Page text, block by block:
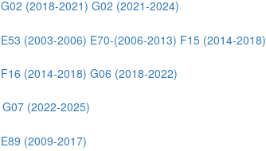
G02 (2018-2021) G02 (2021-2024)
E53 (2003-2006) E70-(2006-2013) F15 (2014-2018)
F16 (2014-2018) G06 (2018-2022)
G07 (2022-2025)
E89 (2009-2017)